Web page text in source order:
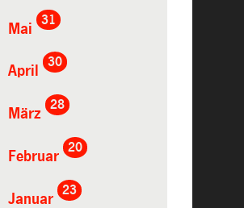
Mai
31
April
30
März
28
Februar
20
Januar
23